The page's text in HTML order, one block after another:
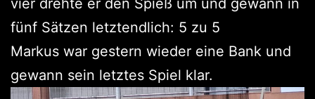
vier drehte er den Spieß um und gewann in
fünf Sätzen letztendlich: 5 zu 5
Markus war gestern wieder eine Bank und
gewann sein letztes Spiel klar.